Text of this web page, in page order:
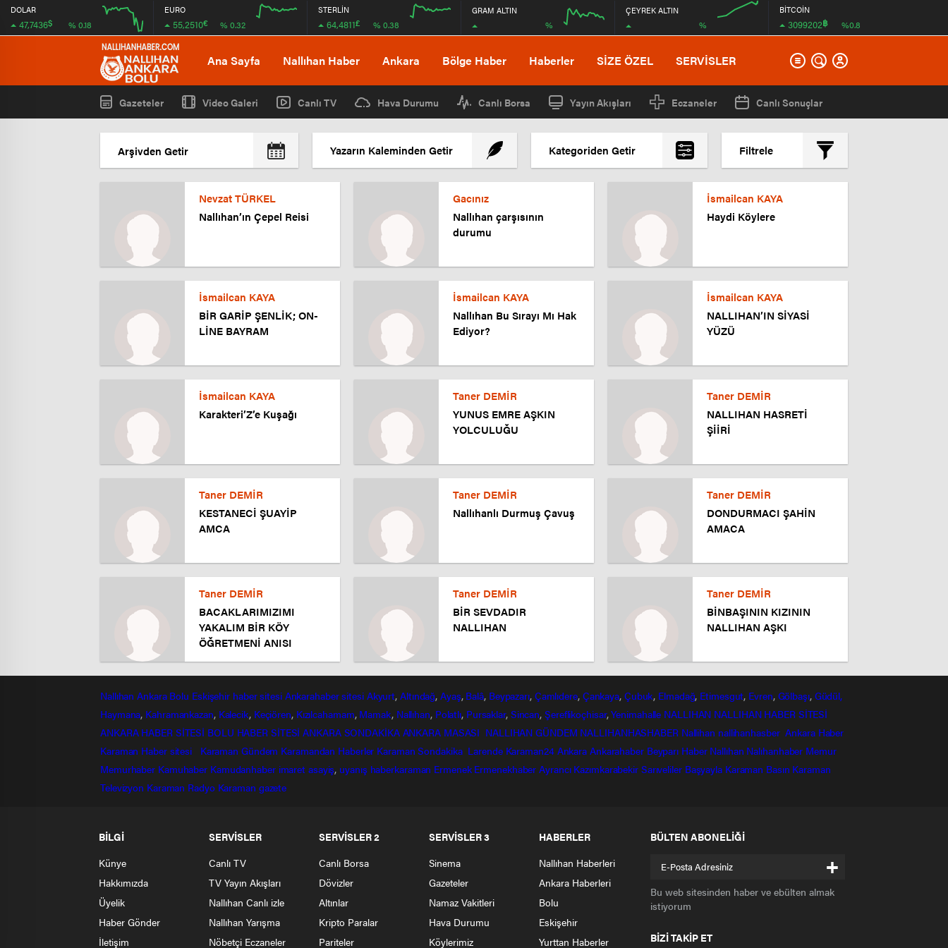
DOLAR
47,7436$ % 0.18
12:00 16:00
EURO
55,2510€ % 0.32
STERLİN
64,4811£ % 0.38
GRAM ALTIN
%
ÇEYREK ALTIN
%
BİTCOİN
3099202฿ %0.8
Ana Sayfa Nallıhan Haber Ankara Bölge Haber Haberler SİZE ÖZEL SERVİSLER
Gazeteler Video Galeri Canlı TV Hava Durumu Canlı Borsa Yayın Akışları Eczaneler Canlı Sonuçlar
Yazarın Kaleminden Getir Kategoriden Getir Filtrele
En çok okunanlar
En az okunanlar
Yorum Sayısına Göre
En eskiler
Nevzat TÜRKEL
Nallıhan’ın Çepel Reisi
Gacınız
Nallıhan çarşısının
durumu
İsmailcan KAYA
Haydi Köylere
İsmailcan KAYA
BİR GARİP ŞENLİK; ON-
LİNE BAYRAM
İsmailcan KAYA
Nallıhan Bu Sırayı Mı Hak
Ediyor?
İsmailcan KAYA
NALLIHAN’IN SİYASİ
YÜZÜ
İsmailcan KAYA
Karakteri’Z’e Kuşağı
Taner DEMİR
YUNUS EMRE AŞKIN
YOLCULUĞU
Taner DEMİR
NALLIHAN HASRETİ
ŞİİRİ
Taner DEMİR
KESTANECİ ŞUAYİP
AMCA
Taner DEMİR
Nallıhanlı Durmuş Çavuş
Taner DEMİR
DONDURMACI ŞAHİN
AMACA
Taner DEMİR
BACAKLARIMIZIMI
YAKALIM BİR KÖY
ÖĞRETMENİ ANISI
Taner DEMİR
BİR SEVDADIR
NALLIHAN
Taner DEMİR
BİNBAŞININ KIZININ
NALLIHAN AŞKI
Nallıhan Ankara Bolu Eskişehir haber sitesi Ankarahabersitesi Akyurt,Altındağ,Ayaş, Balâ, Beypazarı, Çamlıdere, Çankaya, Çubuk, Elmadağ, Etimesgut, Evren, Gölbaşı, Güdül,
Haymana, Kahramankazan, Kalecik, Keçiören, Kızılcahamam, Mamak, Nallıhan, Polatlı, Pursaklar, Sincan, Şereflikoçhisar,Yenimahalle NALLIHAN NALLIHAN HABER SİTESİ
ANKARA HABER SİTESİ BOLU HABER SİTESİ ANKARA SONDAKİKA ANKARA MASASI NALLIHAN GÜNDEM NALLIHANHASHABER Nallihan nallihanhasber Ankara Haber
Karaman Haber sitesi
Karaman Gündem Karamandan Haberler Karaman Sondakika Larende Karaman24 Ankara Ankarahaber Beyparı Haber Nallıhan Nalıhanhaber Memur
Memurhaber Kamuhaber Kamudanhaber imaret asayiş, uyanış haberkaraman Ermenek Ermenekhaber Ayrancı Kazımkarabekir Sarıveliler Başyayla Karaman Basın Karaman
Televizyon Karaman Radyo Karaman gazete
BİLGİ
Künye
Hakkımızda
Üyelik
Haber Gönder
İletişim
SERVİSLER
Canlı TV
TV Yayın Akışları
Nallıhan Canlı izle
Nallıhan Yarışma
Nöbetçi Eczaneler
SERVİSLER 2
Canlı Borsa
Dövizler
Altınlar
Kripto Paralar
Pariteler
SERVİSLER 3
Sinema
Gazeteler
Namaz Vakitleri
Hava Durumu
Köylerimiz
HABERLER
Nallıhan Haberleri
Ankara Haberleri
Bolu
Eskişehir
Yurttan Haberler
BÜLTEN ABONELİĞİ
+
Bu web sitesinden haber ve ebülten almak
istiyorum
BİZİ TAKİP ET